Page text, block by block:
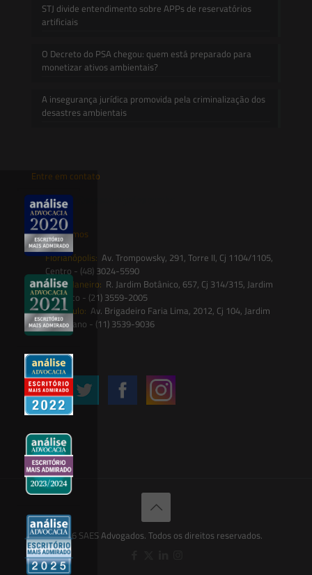
STJ divide entendimento sobre APPs de reservatórios
artificiais
O Decreto do PSA chegou: quem está preparado para
monetizar ativos ambientais?
A insegurança jurídica promovida pela criminalização dos
desastres ambientais
Entre em contato
contato@saesadvogados.com.br
Onde estamos
Florianópolis: Av. Trompowsky, 291, Torre II, Cj 1104/1105,
Centro - (48) 3024-5590
Rio de Janeiro: R. Jardim Botânico, 657, Cj 314/315, Jardim
Botânico - (21) 3559-2005
São Paulo: Av. Brigadeiro Faria Lima, 2012, Cj 104, Jardim
Paulistano - (11) 3539-9036
Siga-nos
© 2026 SAES Advogados. Todos os direitos reservados.